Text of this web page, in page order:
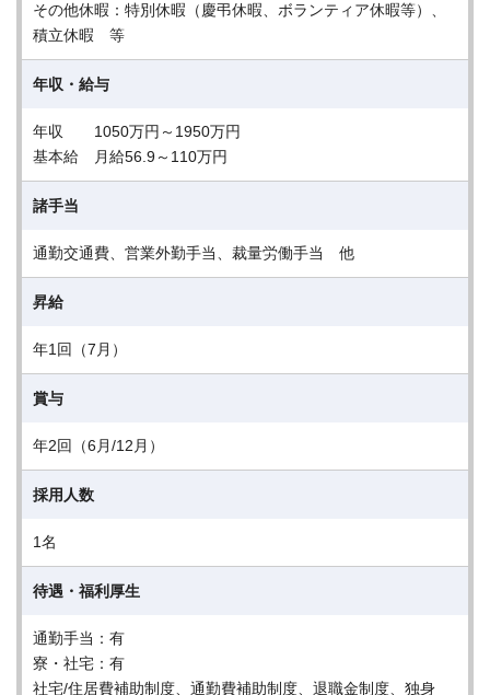
その他休暇：特別休暇（慶弔休暇、ボランティア休暇等）、
積立休暇 等
年収・給与
年収 1050万円～1950万円
基本給 月給56.9～110万円
諸手当
通勤交通費、営業外勤手当、裁量労働手当 他
昇給
年1回（7月）
賞与
年2回（6月/12月）
採用人数
1名
待遇・福利厚生
通勤手当：有
寮・社宅：有
社宅/住居費補助制度、通勤費補助制度、退職金制度、独身